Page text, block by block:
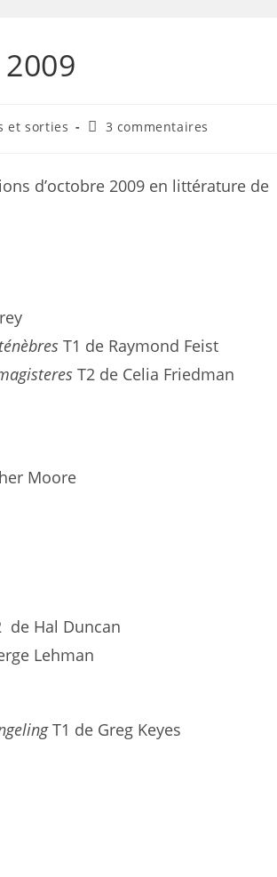
et sorties 3 commentaires
d’octobre 2009 en littérature de
T1 de Raymond Feist
T2 de Celia Friedman
Moore
de Hal Duncan
Lehman
T1 de Greg Keyes